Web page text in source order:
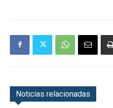
Noticias relacionadas